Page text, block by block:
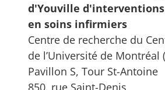
d'Youville
en soins infirmiers
Centre de recherche du
de l’Université de Montréal
Pavillon S, Tour St-Antoine
850, rue Saint-Denis